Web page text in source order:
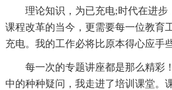
理论知识，为已充电;时代在进步
课程改革的当今，更需要每一位教育
充电。我的工作必将比原本得心应手些
每一次的专题讲座都是那么精彩
中的种种疑问，我走进了培训课堂。